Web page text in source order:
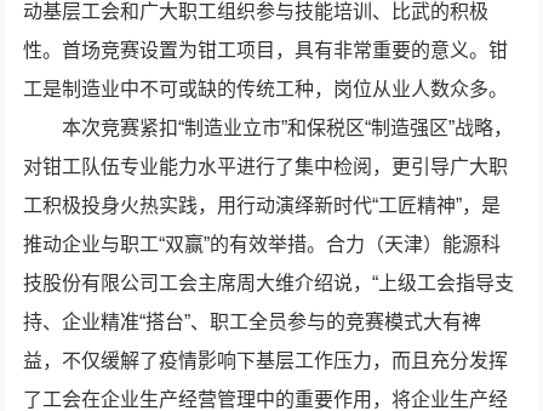
动基层工会和广大职工组织参与技能培训、比武的积极
性。首场竞赛设置为钳工项目，具有非常重要的意义。钳
工是制造业中不可或缺的传统工种，岗位从业人数众多。
本次竞赛紧扣“制造业立市”和保税区“制造强区”战略，
对钳工队伍专业能力水平进行了集中检阅，更引导广大职
工积极投身火热实践，用行动演绎新时代“工匠精神”，是
推动企业与职工“双赢”的有效举措。合力（天津）能源科
技股份有限公司工会主席周大维介绍说，“上级工会指导支
持、企业精准“搭台”、职工全员参与的竞赛模式大有裨
益，不仅缓解了疫情影响下基层工作压力，而且充分发挥
了工会在企业生产经营管理中的重要作用，将企业生产经